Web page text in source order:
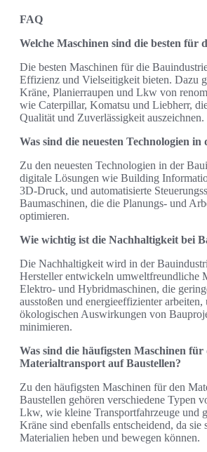
FAQ
Welche Maschinen sind die besten für
Die besten Maschinen für die
Effizienz und Vielseitigkeit bieten. Dazu
Kräne, Planierraupen und Lkw von
wie Caterpillar, Komatsu und Liebherr,
Qualität und Zuverlässigkeit auszeichnen.
Was sind die neuesten Technologien
Zu den neuesten Technologien in der
digitale Lösungen wie Building
3D-Druck, und automatisierte
Baumaschinen, die die Planungs- und
optimieren.
Wie wichtig ist die Nachhaltigkeit bei
Die Nachhaltigkeit wird in der
Hersteller entwickeln umweltfreundliche
Elektro- und Hybridmaschinen, die
ausstoßen und energieeffizienter arbeiten,
ökologischen Auswirkungen von
minimieren.
Was sind die häufigsten Maschinen für
Materialtransport auf Baustellen?
Zu den häufigsten Maschinen für den
Baustellen gehören verschiedene Typen
Lkw, wie kleine Transportfahrzeuge und
Kräne sind ebenfalls entscheidend, da sie
Materialien heben und bewegen können.